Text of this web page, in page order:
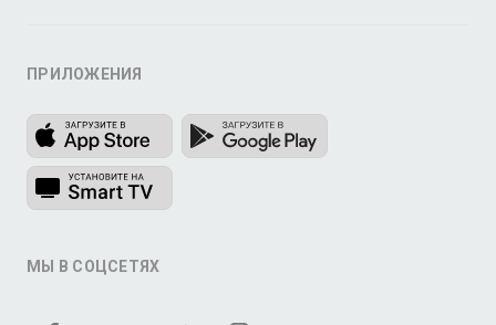
ПРИЛОЖЕНИЯ
МЫ В СОЦСЕТЯХ